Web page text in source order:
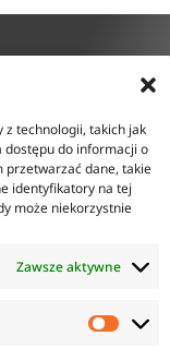
z technologii, takich jak
dostępu do informacji o
przetwarzać dane, takie
identyfikatory na tej
może niekorzystnie
Zawsze aktywne
anticorr.pl